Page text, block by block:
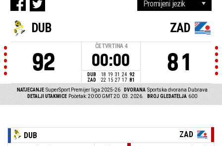
DUB
92
ČETVRTINA 4
00:00
DUB 18 19 31 24 92
ZAD
22 15 27 17 81
ZAD
81
NATJECANJE SuperSport Premijer liga 2025-26 DVORANA Sportska dvorana Dubrava
DETALJI UTAKMICE Početak: 20:00 GMT 20. 03. 2026. BROJ GLEDATELJA 600
DUB
ZAD